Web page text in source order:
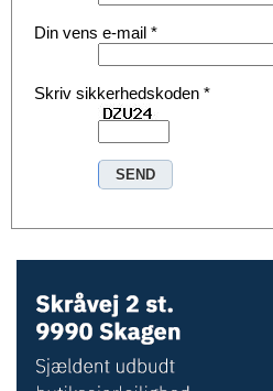
Din vens e-mail *
Skriv sikkerhedskoden *